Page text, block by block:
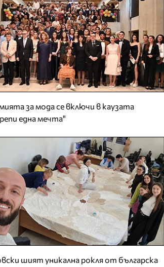
за мода се включи в каузата
една мечта"
шият уникална рокля от българска